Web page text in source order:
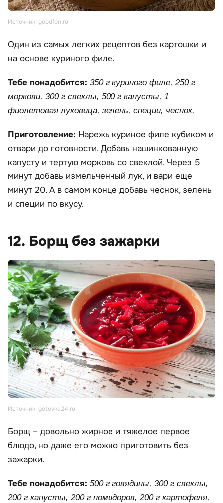
Источник: goodfon.ru
Один из самых легких рецептов без картошки и
на основе куриного филе.
Тебе понадобится: 350 г куриного филе, 250 г
моркови, 300 г свеклы, 500 г капусты, 1
фиолетовая луковица, зелень, специи, чеснок.
Приготовление: Нарежь куриное филе кубиком и
отвари до готовности. Добавь нашинкованную
капусту и тертую морковь со свеклой. Через 5
минут добавь измельченный лук, и вари еще
минут 20. А в самом конце добавь чеснок, зелень
и специи по вкусу.
12. Борщ без зажарки
Источник: gotovka24.ru
Борщ – довольно жирное и тяжелое первое
блюдо, но даже его можно приготовить без
зажарки.
Тебе понадобится: 500 г говядины, 300 г свеклы,
200 г капусты, 200 г помидоров, 200 г картофеля,